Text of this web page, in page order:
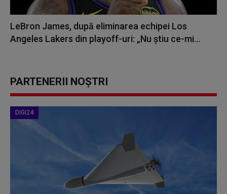
LeBron James, după eliminarea echipei Los
Angeles Lakers din playoff-uri: „Nu ştiu ce-mi...
PARTENERII NOȘTRI
DIGI24